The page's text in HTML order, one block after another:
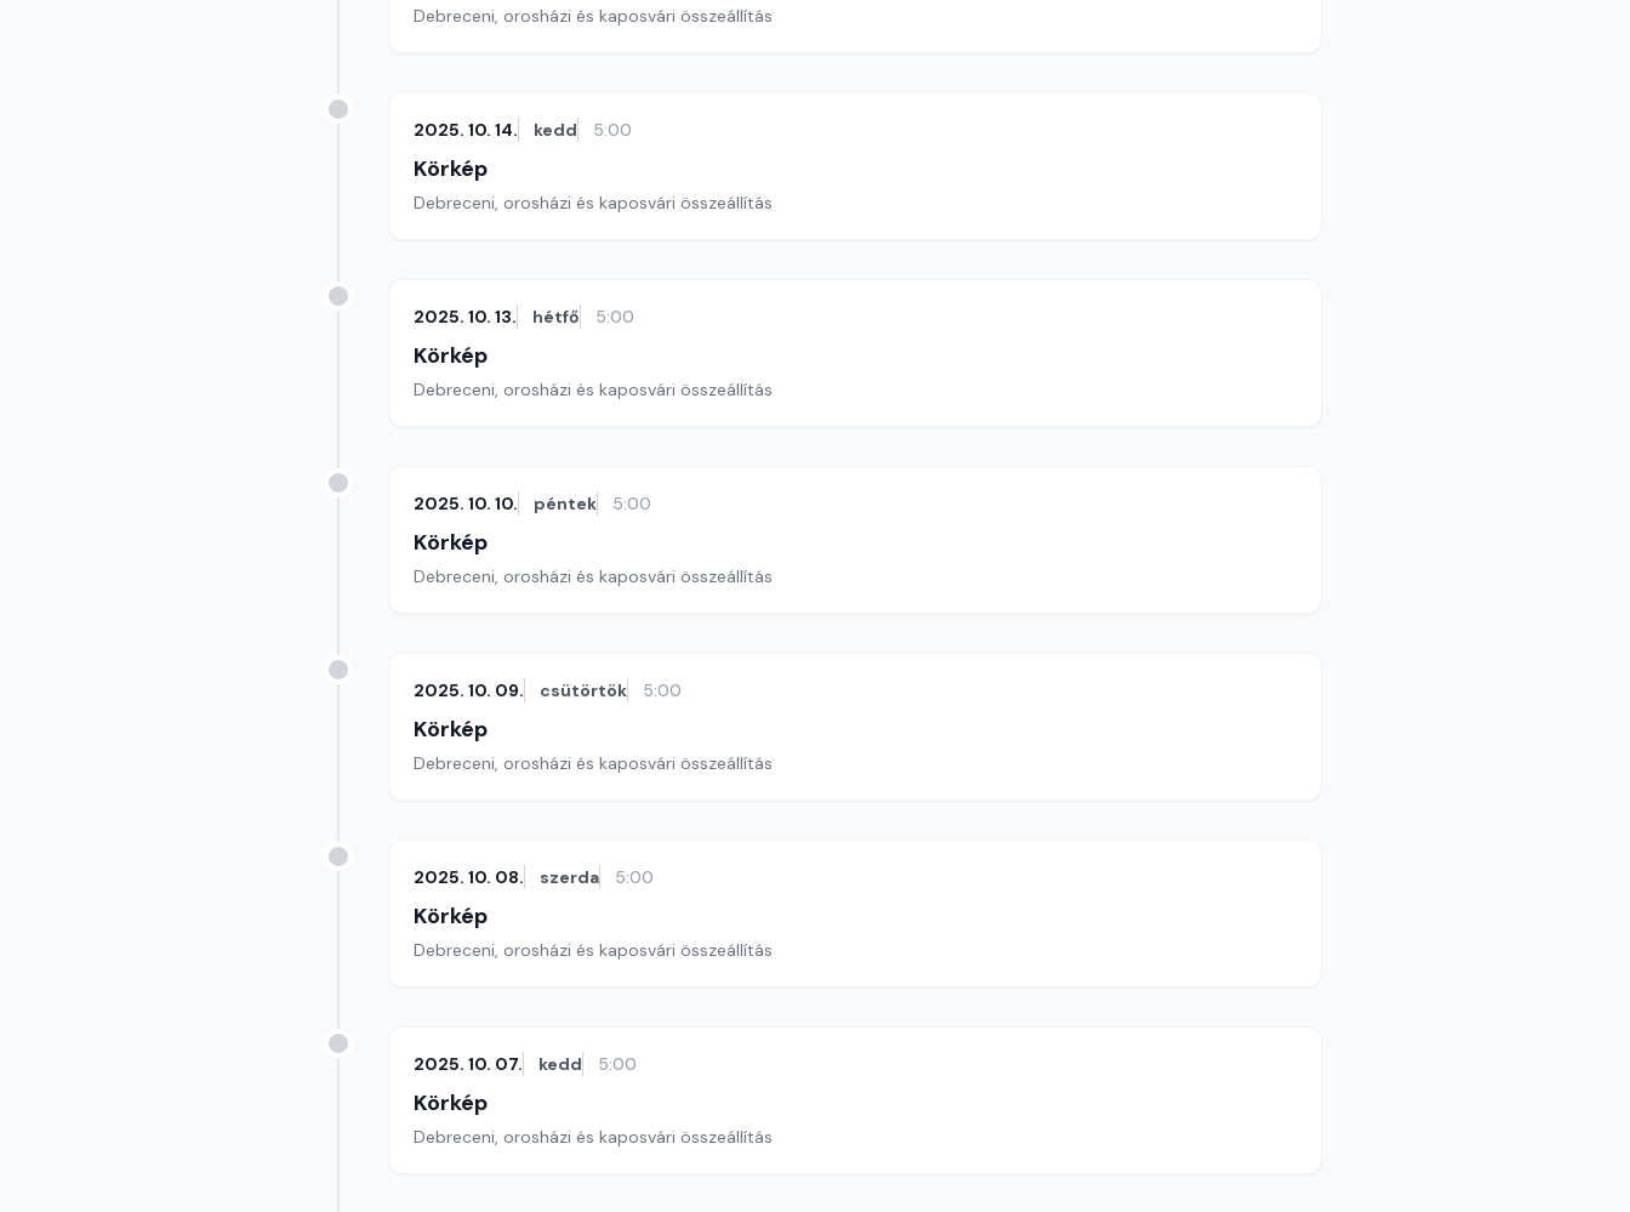
Debreceni, orosházi és kaposvári összeállítás
2025. 10. 14. kedd 5:00
Körkép
Debreceni, orosházi és kaposvári összeállítás
2025. 10. 13. hétfő 5:00
Körkép
Debreceni, orosházi és kaposvári összeállítás
2025. 10. 10. péntek 5:00
Körkép
Debreceni, orosházi és kaposvári összeállítás
2025. 10. 09. csütörtök 5:00
Körkép
Debreceni, orosházi és kaposvári összeállítás
2025. 10. 08. szerda 5:00
Körkép
Debreceni, orosházi és kaposvári összeállítás
2025. 10. 07. kedd 5:00
Körkép
Debreceni, orosházi és kaposvári összeállítás